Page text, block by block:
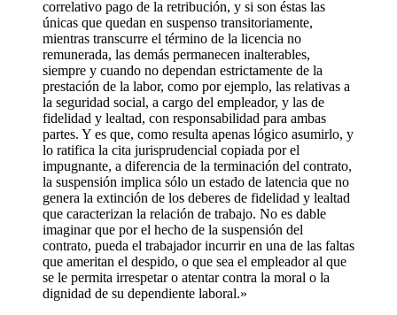
correlativo pago de la retribución, y si son éstas las
únicas que quedan en suspenso transitoriamente,
mientras transcurre el término de la licencia no
remunerada, las demás permanecen inalterables,
siempre y cuando no dependan estrictamente de la
prestación de la labor, como por ejemplo, las relativas a
la seguridad social, a cargo del empleador, y las de
fidelidad y lealtad, con responsabilidad para ambas
partes. Y es que, como resulta apenas lógico asumirlo, y
lo ratifica la cita jurisprudencial copiada por el
impugnante, a diferencia de la terminación del contrato,
la suspensión implica sólo un estado de latencia que no
genera la extinción de los deberes de fidelidad y lealtad
que caracterizan la relación de trabajo. No es dable
imaginar que por el hecho de la suspensión del
contrato, pueda el trabajador incurrir en una de las faltas
que ameritan el despido, o que sea el empleador al que
se le permita irrespetar o atentar contra la moral o la
dignidad de su dependiente laboral.»